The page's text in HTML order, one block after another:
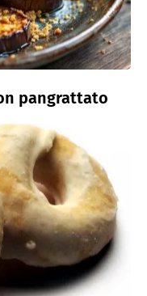
pangrattato